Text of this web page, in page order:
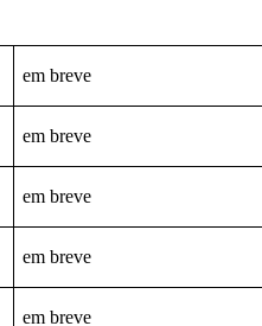
em breve
em breve
em breve
em breve
em breve